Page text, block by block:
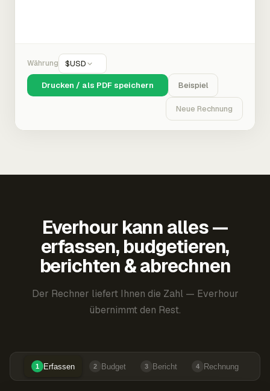
Währung $USD
Drucken / als PDF speichern Beispiel
Neue Rechnung
Everhour kann alles —
erfassen, budgetieren,
berichten & abrechnen
Der Rechner liefert Ihnen die Zahl — Everhour
übernimmt den Rest.
1 Erfassen 2 Budget 3 Bericht 4 Rechnung